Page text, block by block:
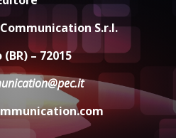
Scianaro: “Profonda
per esclusione dal
di calcio”
2026 06:00
ferito a colpi di arma
2026 18:13
S.r.l.
(BR) – 72015